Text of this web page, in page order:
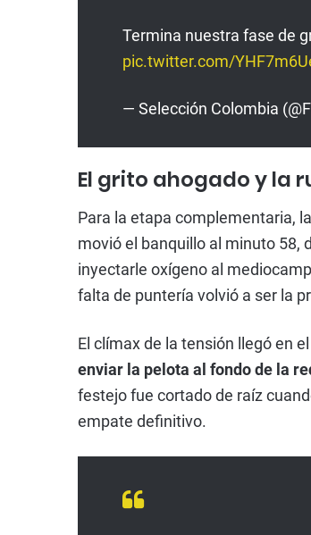
Termina nuestra fase de
pic.twitter.com/
— Selección Colombia
El grito ahogado y la
Para la etapa complementaria,
movió el banquillo al minuto 58,
inyectarle oxígeno al
falta de puntería volvió a ser la
El clímax de la tensión llegó en
enviar la pelota al fondo de la
festejo fue cortado de raíz
empate definitivo.